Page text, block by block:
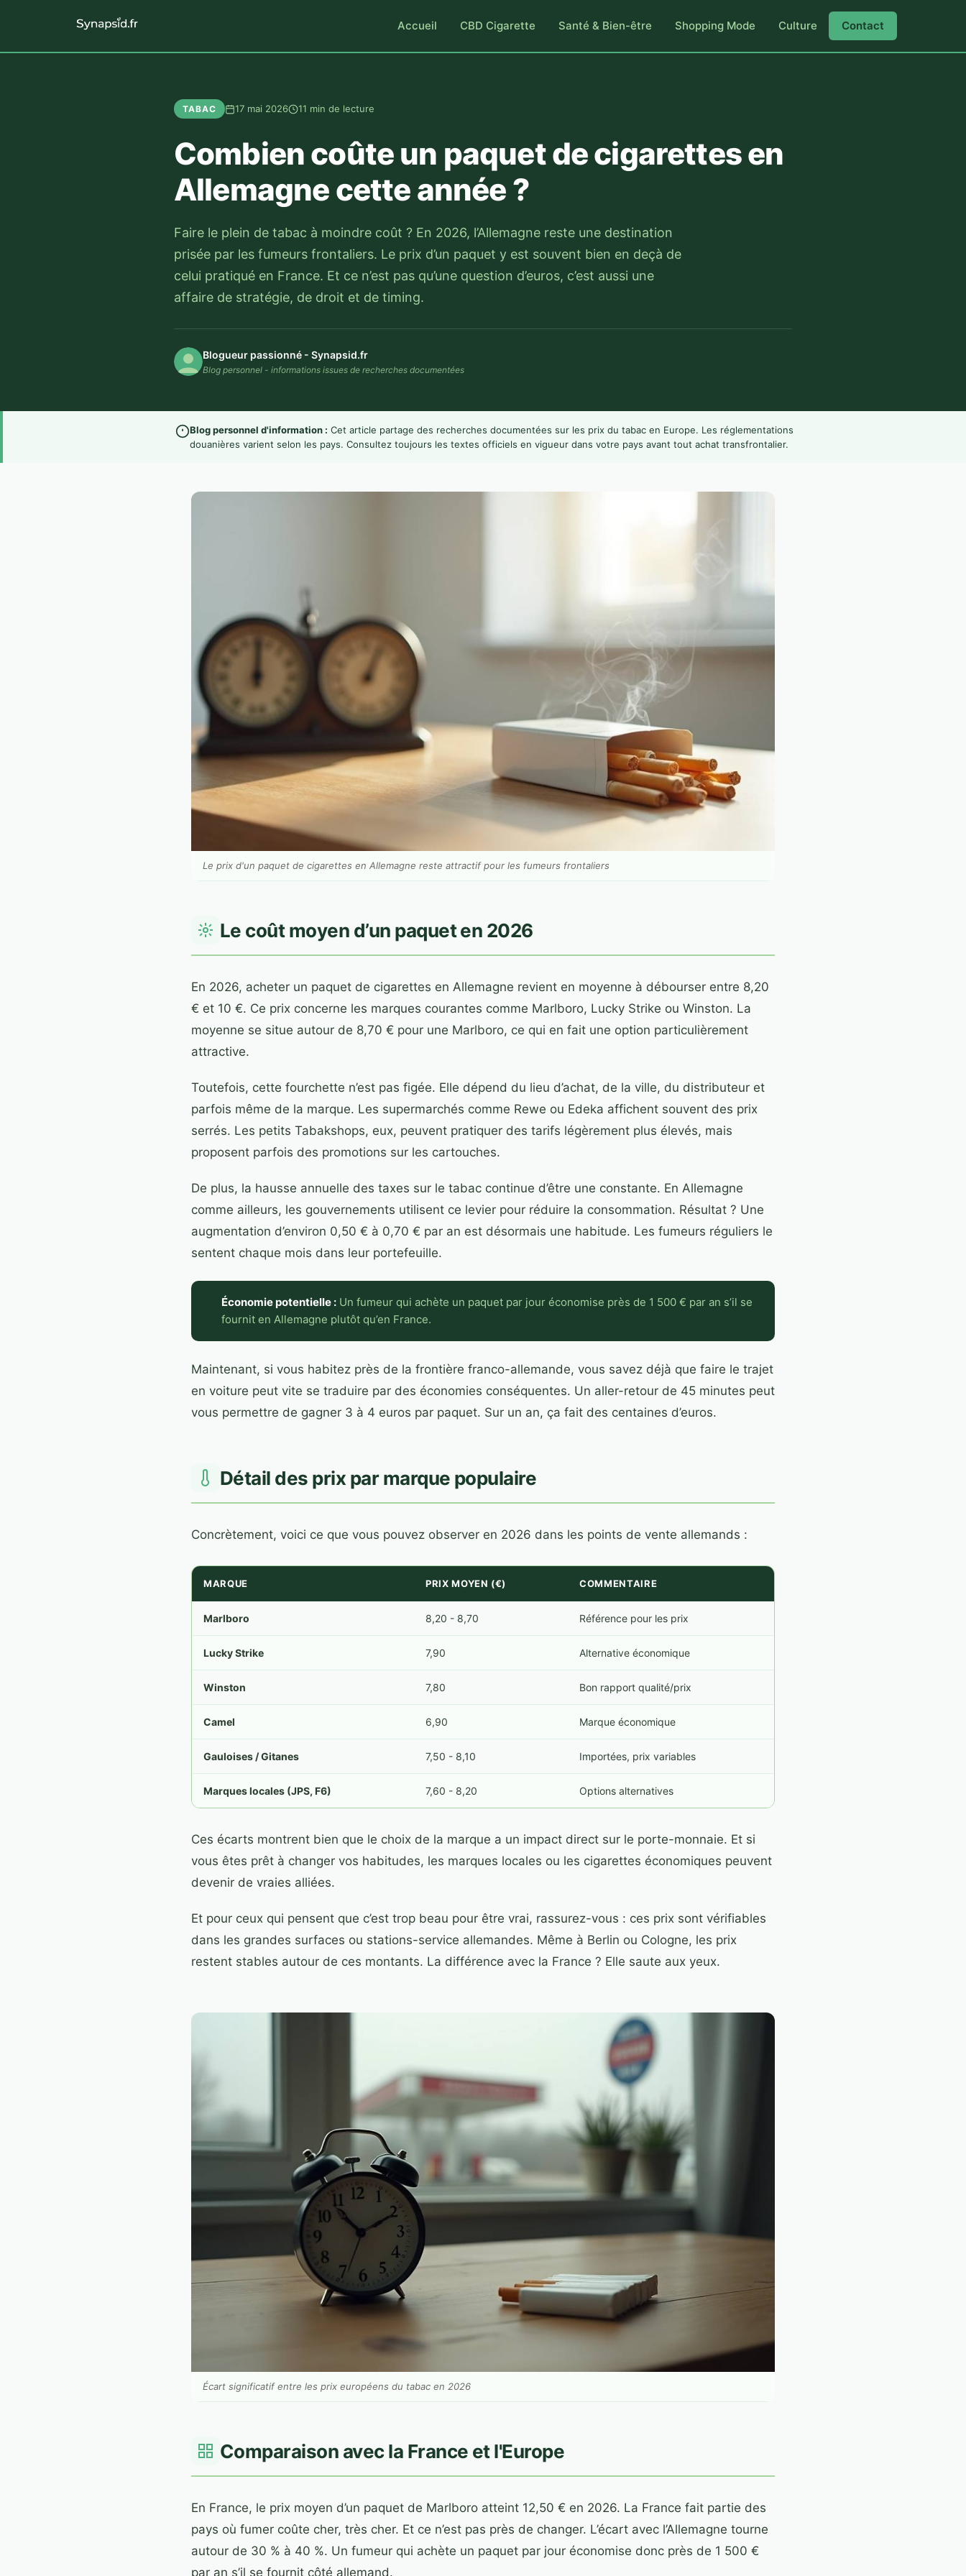
Accueil CBD Cigarette Santé & Bien-être Shopping Mode Culture Contact
TABAC 17 mai 2026 11 min de lecture
Combien coûte un paquet de cigarettes en
Allemagne cette année ?
Faire le plein de tabac à moindre coût ? En 2026, l’Allemagne reste une destination
prisée par les fumeurs frontaliers. Le prix d’un paquet y est souvent bien en deçà de
celui pratiqué en France. Et ce n’est pas qu’une question d’euros, c’est aussi une
affaire de stratégie, de droit et de timing.
Blogueur passionné - Synapsid.fr
Blog personnel - informations issues de recherches documentées
Blog personnel d'information : Cet article partage des recherches documentées sur les prix du tabac en Europe. Les réglementations
douanières varient selon les pays. Consultez toujours les textes officiels en vigueur dans votre pays avant tout achat transfrontalier.
Le prix d'un paquet de cigarettes en Allemagne reste attractif pour les fumeurs frontaliers
Le coût moyen d’un paquet en 2026
En 2026, acheter un paquet de cigarettes en Allemagne revient en moyenne à débourser entre 8,20
€ et 10 €. Ce prix concerne les marques courantes comme Marlboro, Lucky Strike ou Winston. La
moyenne se situe autour de 8,70 € pour une Marlboro, ce qui en fait une option particulièrement
attractive.
Toutefois, cette fourchette n’est pas figée. Elle dépend du lieu d’achat, de la ville, du distributeur et
parfois même de la marque. Les supermarchés comme Rewe ou Edeka affichent souvent des prix
serrés. Les petits Tabakshops, eux, peuvent pratiquer des tarifs légèrement plus élevés, mais
proposent parfois des promotions sur les cartouches.
De plus, la hausse annuelle des taxes sur le tabac continue d’être une constante. En Allemagne
comme ailleurs, les gouvernements utilisent ce levier pour réduire la consommation. Résultat ? Une
augmentation d’environ 0,50 € à 0,70 € par an est désormais une habitude. Les fumeurs réguliers le
sentent chaque mois dans leur portefeuille.
Économie potentielle : Un fumeur qui achète un paquet par jour économise près de 1 500 € par an s’il se
fournit en Allemagne plutôt qu’en France.
Maintenant, si vous habitez près de la frontière franco-allemande, vous savez déjà que faire le trajet
en voiture peut vite se traduire par des économies conséquentes. Un aller-retour de 45 minutes peut
vous permettre de gagner 3 à 4 euros par paquet. Sur un an, ça fait des centaines d’euros.
Détail des prix par marque populaire
Concrètement, voici ce que vous pouvez observer en 2026 dans les points de vente allemands :
MARQUE PRIX MOYEN (€) COMMENTAIRE
Marlboro 8,20 - 8,70 Référence pour les prix
Lucky Strike 7,90 Alternative économique
Winston 7,80 Bon rapport qualité/prix
Camel 6,90 Marque économique
Gauloises / Gitanes 7,50 - 8,10 Importées, prix variables
Marques locales (JPS, F6) 7,60 - 8,20 Options alternatives
Ces écarts montrent bien que le choix de la marque a un impact direct sur le porte-monnaie. Et si
vous êtes prêt à changer vos habitudes, les marques locales ou les cigarettes économiques peuvent
devenir de vraies alliées.
Et pour ceux qui pensent que c’est trop beau pour être vrai, rassurez-vous : ces prix sont vérifiables
dans les grandes surfaces ou stations-service allemandes. Même à Berlin ou Cologne, les prix
restent stables autour de ces montants. La différence avec la France ? Elle saute aux yeux.
Écart significatif entre les prix européens du tabac en 2026
Comparaison avec la France et l'Europe
En France, le prix moyen d’un paquet de Marlboro atteint 12,50 € en 2026. La France fait partie des
pays où fumer coûte cher, très cher. Et ce n’est pas près de changer. L’écart avec l’Allemagne tourne
autour de 30 % à 40 %. Un fumeur qui achète un paquet par jour économise donc près de 1 500 €
par an s’il se fournit côté allemand.